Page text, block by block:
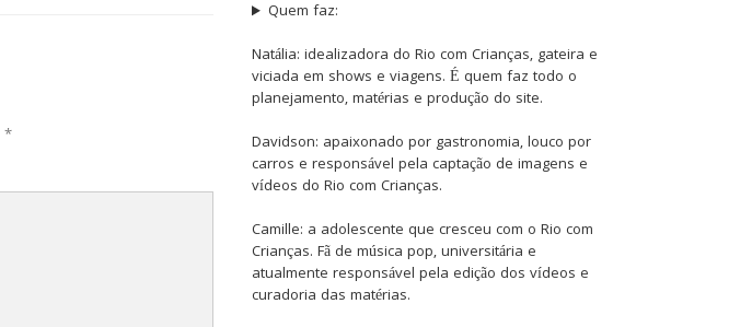
*
Quem faz:
Natália: idealizadora do Rio com Crianças, gateira e
viciada em shows e viagens. É quem faz todo o
planejamento, matérias e produção do site.
Davidson: apaixonado por gastronomia, louco por
carros e responsável pela captação de imagens e
vídeos do Rio com Crianças.
Camille: a adolescente que cresceu com o Rio com
Crianças. Fã de música pop, universitária e
atualmente responsável pela edição dos vídeos e
curadoria das matérias.